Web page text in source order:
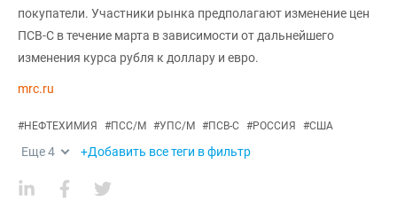
покупатели. Участники рынка предполагают изменение цен
ПСВ-С в течение марта в зависимости от дальнейшего
изменения курса рубля к доллару и евро.
mrc.ru
#НЕФТЕХИМИЯ #ПСС/М #УПС/М #ПСВ-С #РОССИЯ #США
Еще4 +Добавить все теги в фильтр